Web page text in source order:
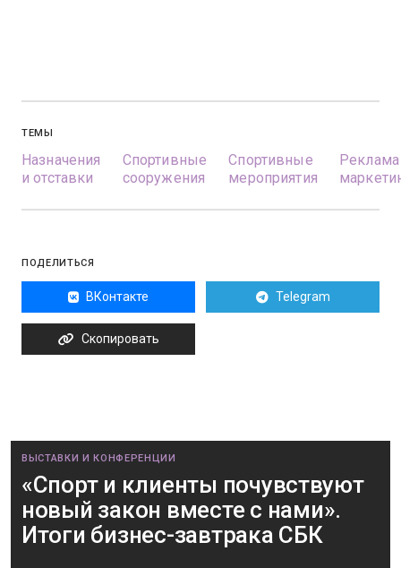
ТЕМЫ
Назначения
и отставки
Спортивные
сооружения
Спортивные
мероприятия
ПОДЕЛИТЬСЯ
ВКонтакте Telegram
Скопировать
ВЫСТАВКИ И КОНФЕРЕНЦИИ
«Спорт и клиенты почувствуют
новый закон вместе с нами».
Итоги бизнес-завтрака СБК